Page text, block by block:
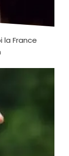
la France